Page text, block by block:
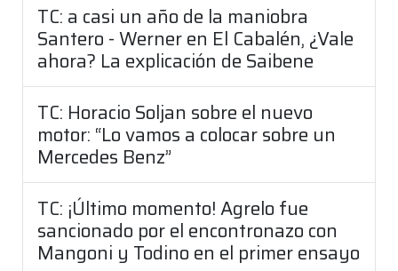
TC: a casi un año de la maniobra
Santero - Werner en El Cabalén, ¿Vale
ahora? La explicación de Saibene
TC: Horacio Soljan sobre el nuevo
motor: “Lo vamos a colocar sobre un
Mercedes Benz”
TC: ¡Último momento! Agrelo fue
sancionado por el encontronazo con
Mangoni y Todino en el primer ensayo